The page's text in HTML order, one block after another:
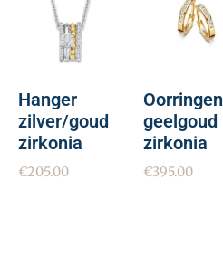
Hanger
zilver/goud
zirkonia
€205.00
Oorringen
geelgoud
zirkonia
€395.00